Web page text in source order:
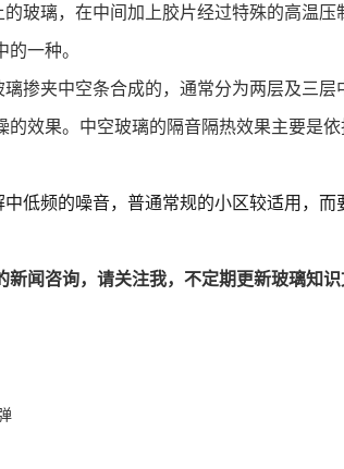
璃，在中间加上胶片经过特殊的高温压
一种。
夹中空条合成的，通常分为两层及三层
的效果。中空玻璃的隔音隔热效果主要是
低频的噪音，普通常规的小区较适用，而
闻咨询，请关注我，不定期更新玻璃知识